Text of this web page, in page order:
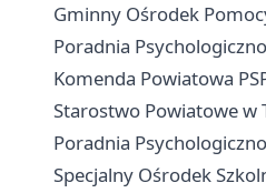
Gminny Ośrodek
Poradnia
Komenda Powiatowa
Starostwo Powiatowe w
Poradnia
Specjalny Ośrodek